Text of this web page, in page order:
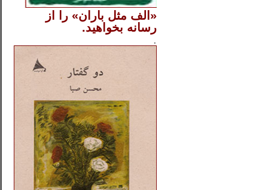
«الف مثل باران» را از
رسانه بخواهید.
.